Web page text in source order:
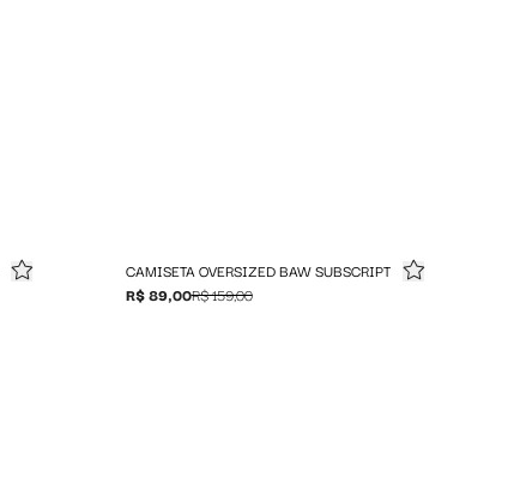
CAMISETA OVERSIZED BAW SUBSCRIPT
R$ 89,00R$ 159,00